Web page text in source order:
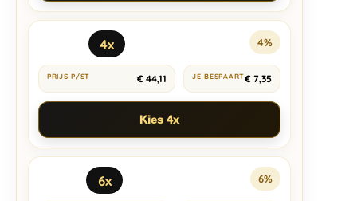
4x 4%
€ 44,11 € 7,35
Kies 4x
6x 6%